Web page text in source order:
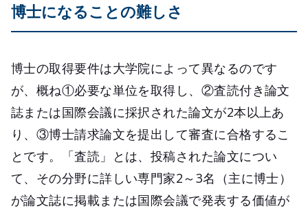
博士になることの難しさ
博士の取得要件は大学院によって異なるのです
が、概ね①必要な単位を取得し、②査読付き論文
誌または国際会議に採択された論文が2本以上あ
り、③博士請求論文を提出して審査に合格するこ
とです。「査読」とは、投稿された論文につい
て、その分野に詳しい専門家2～3名（主に博士）
が論文誌に掲載または国際会議で発表する価値が